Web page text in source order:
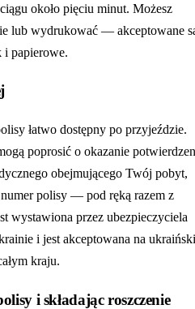
około pięciu minut. Możesz
lub wydrukować — akceptowane
papierowe.
łatwo dostępny po przyjeździe.
poprosić o okazanie
obejmującego Twój pobyt,
polisy — pod ręką razem z
wystawiona przez ubezpieczyciela
i jest akceptowana na
kraju.
i składając roszczenie